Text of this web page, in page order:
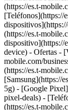
(https://es.t-
[Teléfonos](https://
(https://es.t-
dispositivo](https://
device) - Ofertas -
mobile.com/
(https://es.t-
[Samsung](https://
5g) - [Google
pixel-deals) -
(https://es.t-